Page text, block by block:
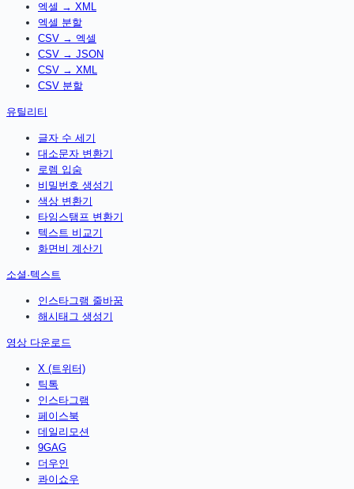
엑셀 → XML
엑셀 분할
CSV → 엑셀
CSV → JSON
CSV → XML
CSV 분할
유틸리티
글자 수 세기
대소문자 변환기
로렘 입숨
비밀번호 생성기
색상 변환기
타임스탬프 변환기
텍스트 비교기
화면비 계산기
소셜·텍스트
인스타그램 줄바꿈
해시태그 생성기
영상 다운로드
X (트위터)
틱톡
인스타그램
페이스북
데일리모션
9GAG
더우인
콰이쇼우